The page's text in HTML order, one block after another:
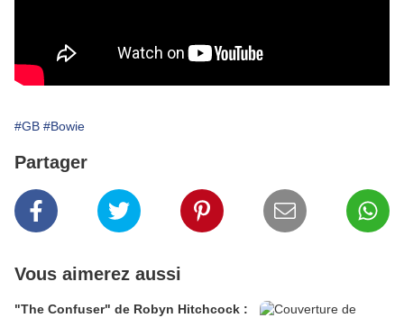
#GB #Bowie
Partager
Vous aimerez aussi
"The Confuser" de Robyn Hitchcock :